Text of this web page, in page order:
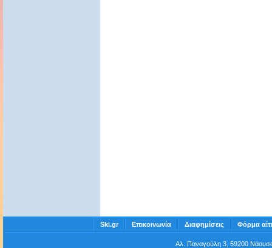
Ski.gr Επικοινωνία Διαφημίσεις Φόρμα
Αλ. Παναγούλη 3, 59200